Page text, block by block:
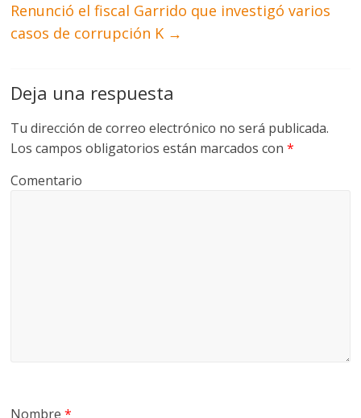
Renunció el fiscal Garrido que investigó varios
casos de corrupción K →
Deja una respuesta
Tu dirección de correo electrónico no será publicada.
Los campos obligatorios están marcados con*
Comentario
Nombre*